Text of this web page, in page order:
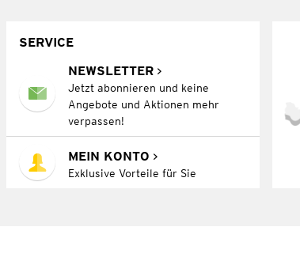
SERVICE
NEWSLETTER
Jetzt abonnieren und keine
Angebote und Aktionen mehr
verpassen!
MEIN KONTO
Exklusive Vorteile für Sie